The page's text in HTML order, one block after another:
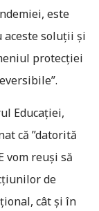
este
aceste soluții și
protecției
Educației,
că ”datorită
vom reuși să
de
cât şi în